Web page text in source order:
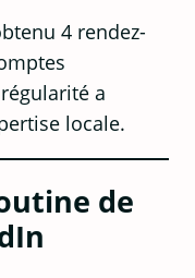
4 rendez-
a
locale.
de